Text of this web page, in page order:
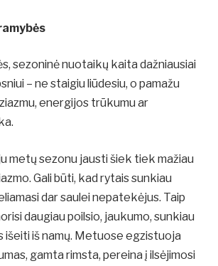
sezoninė nuotaikų kaita dažniausiai
– ne staigiu liūdesiu, o pamažu
energijos trūkumu ar
metų sezonu jausti šiek tiek mažiau
Gali būti, kad rytais sunkiau
dar saulei nepatekėjus. Taip
daugiau poilsio, jaukumo, sunkiau
išeiti iš namų. Metuose egzistuoja
gamta rimsta, pereina į ilsėjimosi